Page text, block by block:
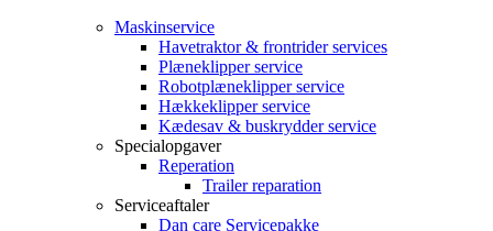
Maskinservice
Havetraktor & frontrider services
Plæneklipper service
Robotplæneklipper service
Hækkeklipper service
Kædesav & buskrydder service
Specialopgaver
Reperation
Trailer reparation
Serviceaftaler
Dan care Servicepakke